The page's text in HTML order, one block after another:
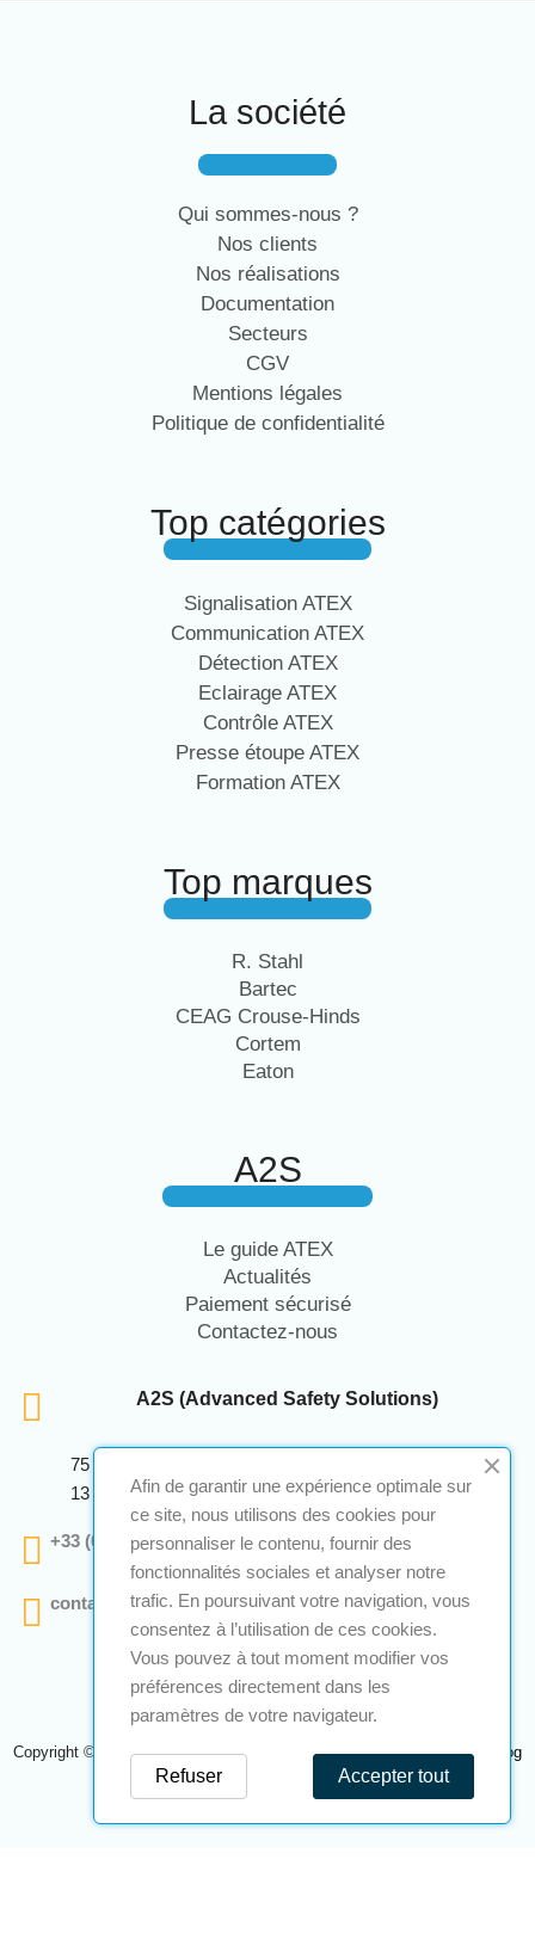
La société
Qui sommes-nous ?
Nos clients
Nos réalisations
Documentation
Secteurs
CGV
Mentions légales
Politique de confidentialité
Top catégories
Signalisation ATEX
Communication ATEX
Détection ATEX
Eclairage ATEX
Contrôle ATEX
Presse étoupe ATEX
Formation ATEX
Top marques
R. Stahl
Bartec
CEAG Crouse-Hinds
Cortem
Eaton
A2S
Le guide ATEX
Actualités
Paiement sécurisé
Contactez-nous
A2S (Advanced Safety Solutions)
75 Avenue Marcellin Berthelot Anthelios Bâtiment E
13 290 Aix En Provence
+33 (0)4 12 28 00 69
contact@a2s-atex.com
Copyright © 2026 A2S Atex. Tous droits réservés. Une réalisationNavilog
Afin de garantir une expérience optimale sur
ce site, nous utilisons des cookies pour
personnaliser le contenu, fournir des
fonctionnalités sociales et analyser notre
trafic. En poursuivant votre navigation, vous
consentez à l’utilisation de ces cookies.
Vous pouvez à tout moment modifier vos
préférences directement dans les
paramètres de votre navigateur.
Accepter tout
Refuser